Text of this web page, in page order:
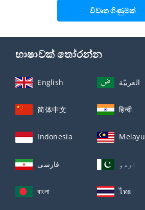
විවෘත ගිණුමක්
භාෂාවක් තෝරන්න
English العربيّة
简体中文 हिन्दी
Indonesia Melayu
فارسی اردو
বাংলা ไทย